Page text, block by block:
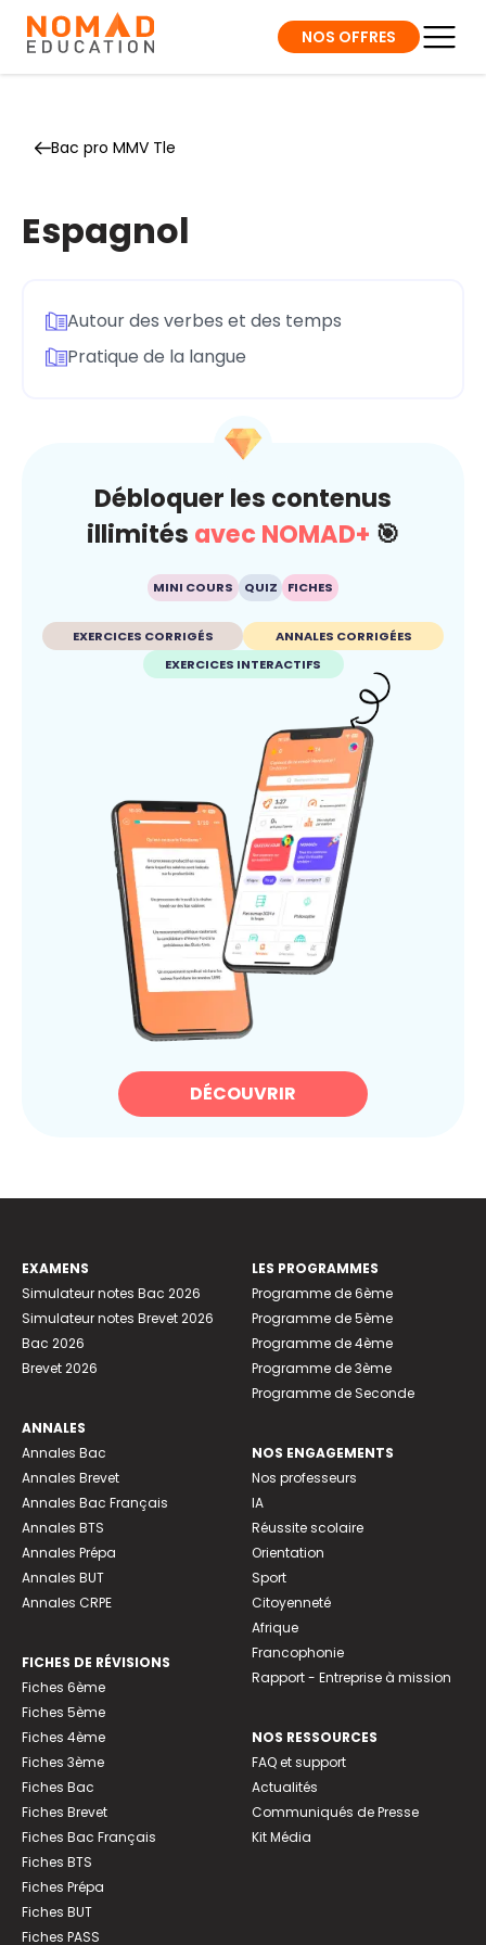
NOS OFFRES
Bac pro MMV Tle
Espagnol
Autour des verbes et des temps
Pratique de la langue
Débloquer les contenus
illimités avec NOMAD+ 🎯
MINI COURS QUIZ FICHES
EXERCICES CORRIGÉS
ANNALES CORRIGÉES
EXERCICES INTERACTIFS
DÉCOUVRIR
EXAMENS
Simulateur notes Bac 2026
Simulateur notes Brevet 2026
Bac 2026
Brevet 2026
ANNALES
Annales Bac
Annales Brevet
Annales Bac Français
Annales BTS
Annales Prépa
Annales BUT
Annales CRPE
FICHES DE RÉVISIONS
Fiches 6ème
Fiches 5ème
Fiches 4ème
Fiches 3ème
Fiches Bac
Fiches Brevet
Fiches Bac Français
Fiches BTS
Fiches Prépa
Fiches BUT
Fiches PASS
LES PROGRAMMES
Programme de 6ème
Programme de 5ème
Programme de 4ème
Programme de 3ème
Programme de Seconde
NOS ENGAGEMENTS
Nos professeurs
IA
Réussite scolaire
Orientation
Sport
Citoyenneté
Afrique
Francophonie
Rapport - Entreprise à mission
NOS RESSOURCES
FAQ et support
Actualités
Communiqués de Presse
Kit Média